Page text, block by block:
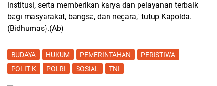
institusi, serta memberikan karya dan pelayanan terbaik
bagi masyarakat, bangsa, dan negara," tutup Kapolda.
(Bidhumas).(Ab)
BUDAYA HUKUM PEMERINTAHAN
PERISTIWA
POLITIK
POLRI SOSIAL TNI